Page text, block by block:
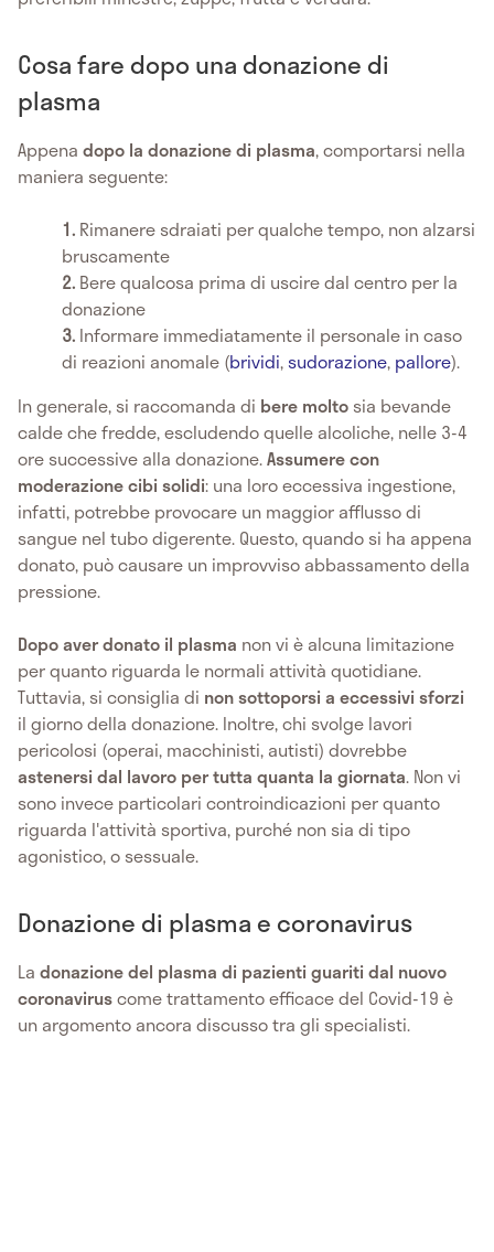
Cosa fare dopo una donazione di
plasma
Appena dopo la donazione di plasma, comportarsi nella
maniera seguente:
Rimanere sdraiati per qualche tempo, non alzarsi
bruscamente
Bere qualcosa prima di uscire dal centro per la
donazione
Informare immediatamente il personale in caso
di reazioni anomale (brividi,sudorazione, pallore).
In generale, si raccomanda di bere molto sia bevande
calde che fredde, escludendo quelle alcoliche, nelle 3-4
ore successive alla donazione.Assumere con
moderazione cibi solidi: una loro eccessiva ingestione,
infatti, potrebbe provocare un maggior afflusso di
sangue nel tubo digerente. Questo, quando si ha appena
donato, può causare un improvviso abbassamento della
pressione.
Dopo aver donato il plasma non vi è alcuna limitazione
per quanto riguarda le normali attività quotidiane.
Tuttavia, si consiglia di non sottoporsi a eccessivi sforzi
il giorno della donazione. Inoltre, chi svolge lavori
pericolosi (operai, macchinisti, autisti) dovrebbe
astenersi dal lavoro per tutta quanta la giornata. Non vi
sono invece particolari controindicazioni per quanto
riguarda l'attività sportiva, purché non sia di tipo
agonistico, o sessuale.
Donazione di plasma e coronavirus
La donazione del plasma di pazienti guariti dal nuovo
coronaviruscome trattamento efficace del Covid-19 è
un argomento ancora discusso tra gli specialisti.